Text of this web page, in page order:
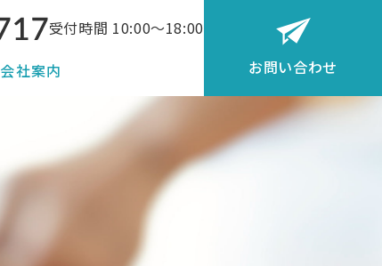
受付時間 10:00〜18:00
会社案内 お問い合わせ